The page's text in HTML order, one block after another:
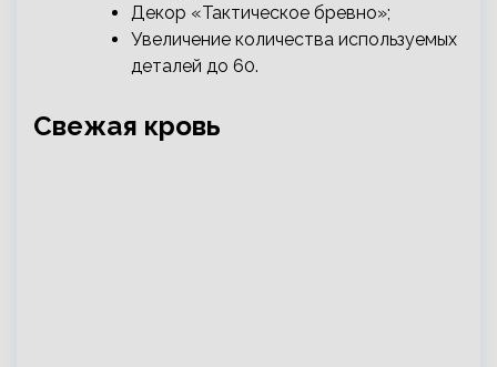
Декор «Тактическое бревно»;
Увеличение количества используемых
деталей до 60.
Свежая кровь